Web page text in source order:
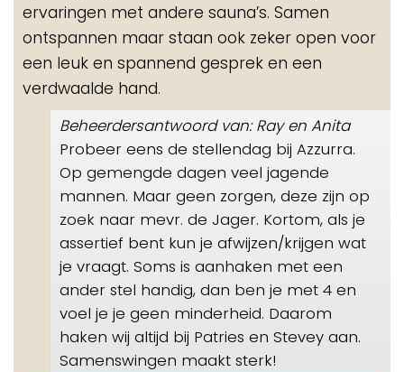
ervaringen met andere sauna’s. Samen
ontspannen maar staan ook zeker open voor
een leuk en spannend gesprek en een
verdwaalde hand.
Beheerdersantwoord van: Ray en Anita
Probeer eens de stellendag bij Azzurra.
Op gemengde dagen veel jagende
mannen. Maar geen zorgen, deze zijn op
zoek naar mevr. de Jager. Kortom, als je
assertief bent kun je afwijzen/krijgen wat
je vraagt. Soms is aanhaken met een
ander stel handig, dan ben je met 4 en
voel je je geen minderheid. Daarom
haken wij altijd bij Patries en Stevey aan.
Samenswingen maakt sterk!